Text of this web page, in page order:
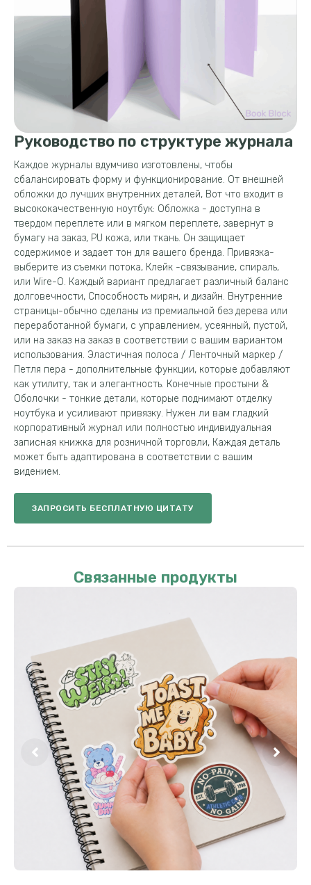
Руководство по структуре журнала
Каждое журналы вдумчиво изготовлены, чтобы
сбалансировать форму и функционирование. От внешней
обложки до лучших внутренних деталей, Вот что входит в
высококачественную ноутбук: Обложка - доступна в
твердом переплете или в мягком переплете, завернут в
бумагу на заказ, PU кожа, или ткань. Он защищает
содержимое и задает тон для вашего бренда. Привязка-
выберите из съемки потока, Клейк -связывание, спираль,
или Wire-O. Каждый вариант предлагает различный баланс
долговечности, Способность мирян, и дизайн. Внутренние
страницы-обычно сделаны из премиальной без дерева или
переработанной бумаги, с управлением, усеянный, пустой,
или на заказ на заказ в соответствии с вашим вариантом
использования. Эластичная полоса / Ленточный маркер /
Петля пера - дополнительные функции, которые добавляют
как утилиту, так и элегантность. Конечные простыни &
Оболочки - тонкие детали, которые поднимают отделку
ноутбука и усиливают привязку. Нужен ли вам гладкий
корпоративный журнал или полностью индивидуальная
записная книжка для розничной торговли, Каждая деталь
может быть адаптирована в соответствии с вашим
видением.
ЗАПРОСИТЬ БЕСПЛАТНУЮ ЦИТАТУ
Связанные продукты